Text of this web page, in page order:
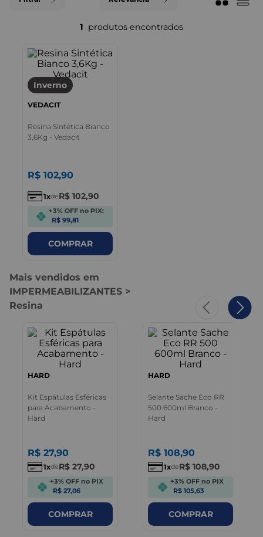
1
Inverno
VEDACIT
Resina Sintética Bianco
3,6Kg - Vedacit
R$ 102,90
1 deR$ 102,90
+3% OFF no PIX:
R$ 99,81
COMPRAR
Mais vendidos em
IMPERMEABILIZANTES >
Resina
HARD
Kit Espátulas Esféricas
para Acabamento -
Hard
R$ 27,90
1 deR$ 27,90
+3% OFF no PIX
R$ 27,06
COMPRAR
HARD
Selante Sache Eco RR
500 600ml Branco -
Hard
R$ 108,90
1 deR$ 108,90
+3% OFF no PIX
R$ 105,63
COMPRAR